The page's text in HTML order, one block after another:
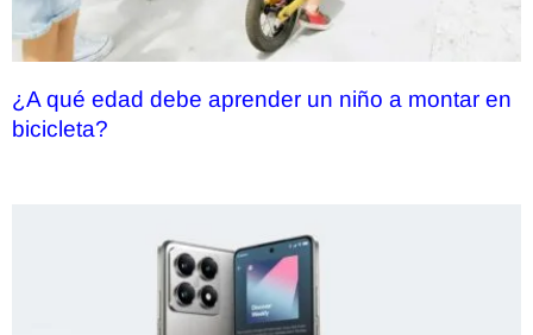
¿A qué edad debe aprender un niño a montar en
bicicleta?